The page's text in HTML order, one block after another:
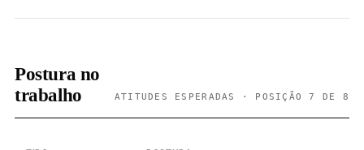
Postura no
trabalho
ATITUDES ESPERADAS · POSIÇÃO 7 DE 8